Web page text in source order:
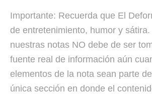
Importante: Recuerda que El
de entretenimiento, humor y
nuestras notas NO debe de ser
fuente real de información aún
elementos de la nota sean parte
única sección en donde el